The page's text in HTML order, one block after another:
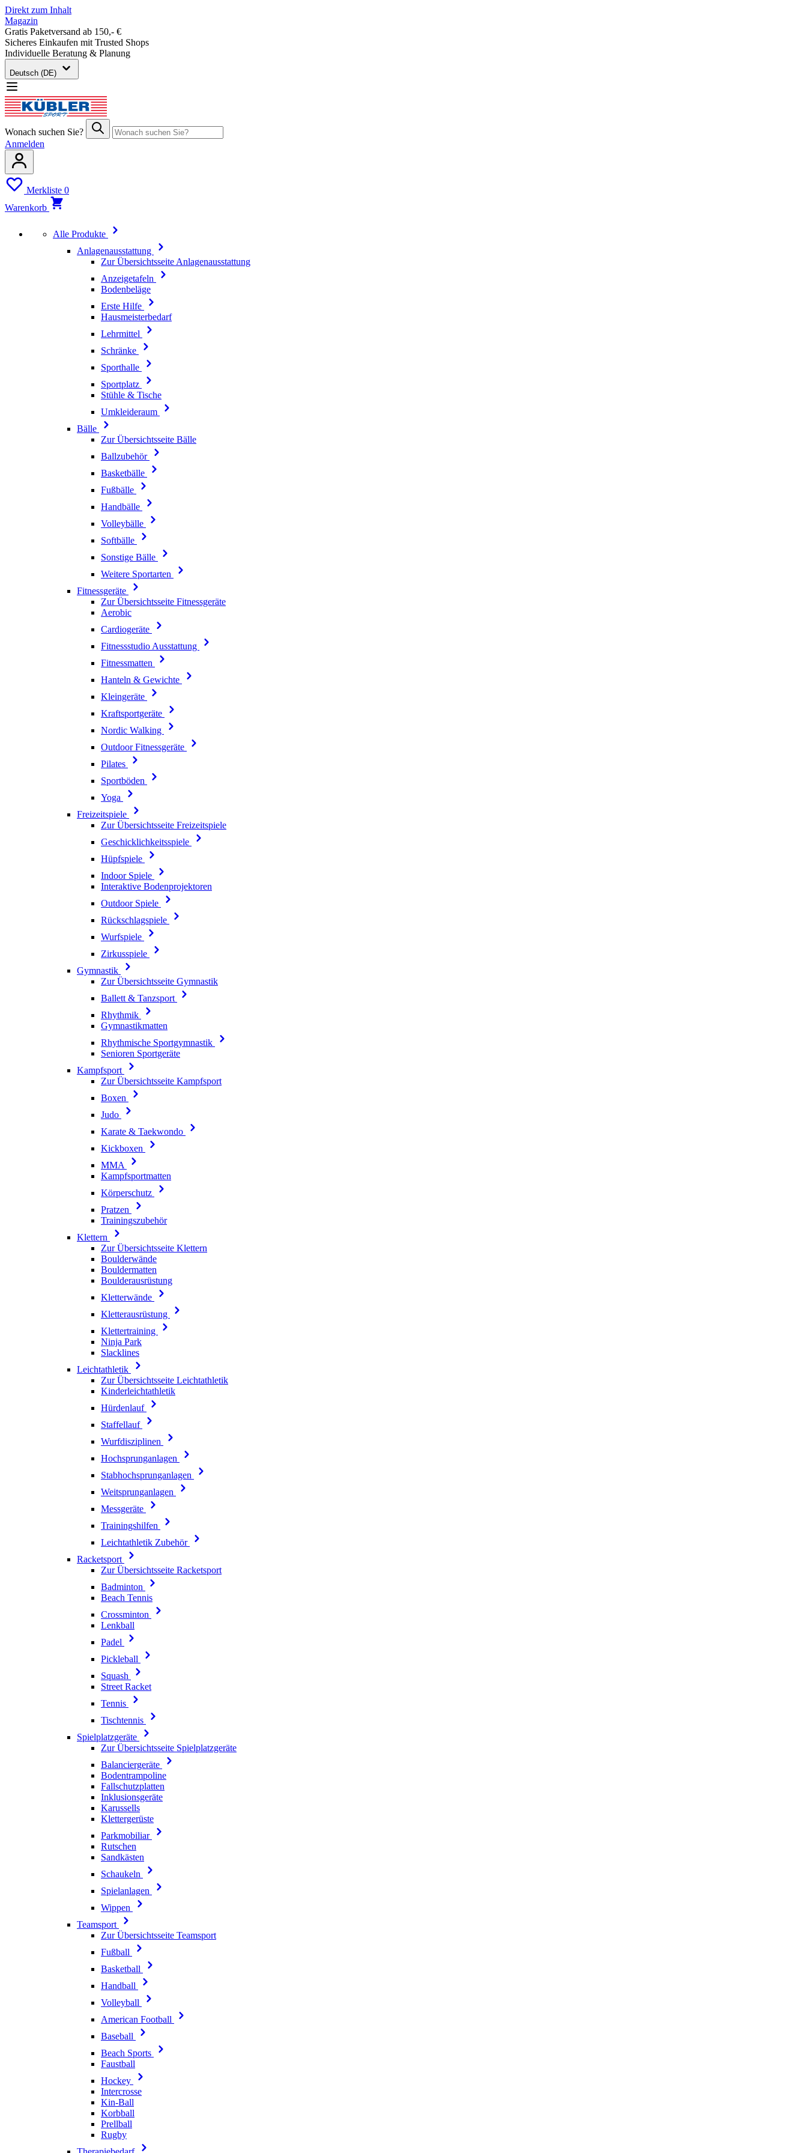
Direkt zum Inhalt
Magazin
Gratis Paketversand ab 150,- €
Sicheres Einkaufen mit Trusted Shops
Individuelle Beratung & Planung
Deutsch (DE)
Wonach suchen Sie?
Anmelden
Merkliste 0
Warenkorb
Alle Produkte
Anlagenausstattung
Zur Übersichtsseite Anlagenausstattung
Anzeigetafeln
Bodenbeläge
Erste Hilfe
Hausmeisterbedarf
Lehrmittel
Schränke
Sporthalle
Sportplatz
Stühle & Tische
Umkleideraum
Bälle
Zur Übersichtsseite Bälle
Ballzubehör
Basketbälle
Fußbälle
Handbälle
Volleybälle
Softbälle
Sonstige Bälle
Weitere Sportarten
Fitnessgeräte
Zur Übersichtsseite Fitnessgeräte
Aerobic
Cardiogeräte
Fitnessstudio Ausstattung
Fitnessmatten
Hanteln & Gewichte
Kleingeräte
Kraftsportgeräte
Nordic Walking
Outdoor Fitnessgeräte
Pilates
Sportböden
Yoga
Freizeitspiele
Zur Übersichtsseite Freizeitspiele
Geschicklichkeitsspiele
Hüpfspiele
Indoor Spiele
Interaktive Bodenprojektoren
Outdoor Spiele
Rückschlagspiele
Wurfspiele
Zirkusspiele
Gymnastik
Zur Übersichtsseite Gymnastik
Ballett & Tanzsport
Rhythmik
Gymnastikmatten
Rhythmische Sportgymnastik
Senioren Sportgeräte
Kampfsport
Zur Übersichtsseite Kampfsport
Boxen
Judo
Karate & Taekwondo
Kickboxen
MMA
Kampfsportmatten
Körperschutz
Pratzen
Trainingszubehör
Klettern
Zur Übersichtsseite Klettern
Boulderwände
Bouldermatten
Boulderausrüstung
Kletterwände
Kletterausrüstung
Klettertraining
Ninja Park
Slacklines
Leichtathletik
Zur Übersichtsseite Leichtathletik
Kinderleichtathletik
Hürdenlauf
Staffellauf
Wurfdisziplinen
Hochsprunganlagen
Stabhochsprunganlagen
Weitsprunganlagen
Messgeräte
Trainingshilfen
Leichtathletik Zubehör
Racketsport
Zur Übersichtsseite Racketsport
Badminton
Beach Tennis
Crossminton
Lenkball
Padel
Pickleball
Squash
Street Racket
Tennis
Tischtennis
Spielplatzgeräte
Zur Übersichtsseite Spielplatzgeräte
Balanciergeräte
Bodentrampoline
Fallschutzplatten
Inklusionsgeräte
Karussells
Klettergerüste
Parkmobiliar
Rutschen
Sandkästen
Schaukeln
Spielanlagen
Wippen
Teamsport
Zur Übersichtsseite Teamsport
Fußball
Basketball
Handball
Volleyball
American Football
Baseball
Beach Sports
Faustball
Hockey
Intercrosse
Kin-Ball
Korbball
Prellball
Rugby